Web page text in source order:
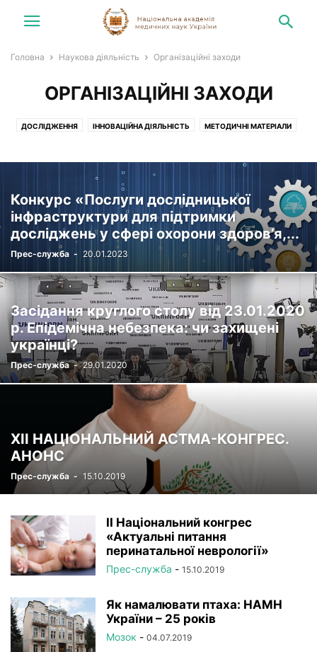
Головна Наукова діяльність Організаційні заходи
ОРГАНІЗАЦІЙНІ ЗАХОДИ
ДОСЛІДЖЕННЯ ІННОВАЦІЙНА ДІЯЛЬНІСТЬ МЕТОДИЧНІ МАТЕРІАЛИ
Конкурс «Послуги дослідницької
інфраструктури для підтримки
досліджень у сфері охорони здоров’я,...
Прес-служба - 20.01.2023
Засідання круглого столу від 23.01.2020
р. Епідемічна небезпека: чи захищені
українці?
Прес-служба - 29.01.2020
XII НАЦІОНАЛЬНИЙ АСТМА-КОНГРЕС.
АНОНС
Прес-служба - 15.10.2019
II Національний конгрес
«Актуальні питання
перинатальної неврології»
Прес-служба - 15.10.2019
Як намалювати птаха: НАМН
України – 25 років
Мозок - 04.07.2019